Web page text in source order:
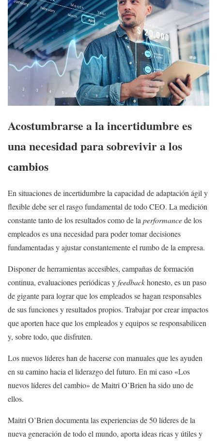
Acostumbrarse a la incertidumbre es
una necesidad para sobrevivir a los
cambios
En situaciones de incertidumbre la capacidad de adaptación ágil y
flexible debe ser el rasgo fundamental de todo CEO. La medición
constante tanto de los resultados como de la performancede los
empleados es una necesidad para poder tomar decisiones
fundamentadas y ajustar constantemente el rumbo de la empresa.
Disponer de herramientas accesibles, campañas de formación
continua, evaluaciones periódicas yfeedbackhonesto, es un paso
de gigante para lograr que los empleados se hagan responsables
de sus funciones y resultados propios. Trabajar por crear impactos
que aporten hace que los empleados y equipos se responsabilicen
y, sobre todo, que disfruten.
Los nuevos líderes han de hacerse con manuales que les ayuden
en su camino hacia el liderazgo del futuro. En mi caso «Los
nuevos líderes del cambio» de Maitri O’Brien ha sido uno de
ellos.
Maitri O’Brien documenta las experiencias de 50 líderes de la
nueva generación de todo el mundo, aporta ideas ricas y útiles y